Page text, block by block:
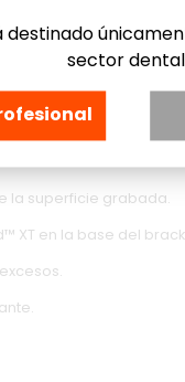
uso:
Seguir el
operatorio.
la superficie grabada.
XT en la base del
destinado
sector